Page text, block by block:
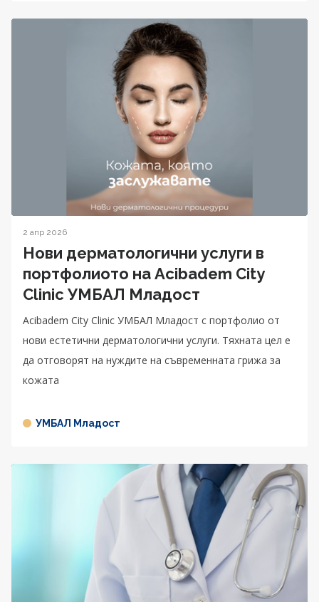
2 апр 2026
Нови дерматологични услуги в
портфолиото на Acibadem City
Clinic УМБАЛ Младост
Acibadem City Clinic УМБАЛ Младост с портфолио от
нови естетични дерматологични услуги. Тяхната цел е
да отговорят на нуждите на съвременната грижа за
кожата
УМБАЛ Младост